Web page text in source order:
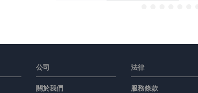
公司
關於我們
法律
服務條款